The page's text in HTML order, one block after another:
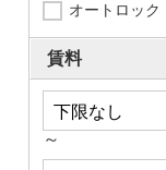
オートロック
賃料
～